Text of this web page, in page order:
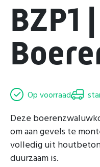
BZP1 |
Op voorraad
Deze
om aan gevels te
volledig uit
duurzaam is.